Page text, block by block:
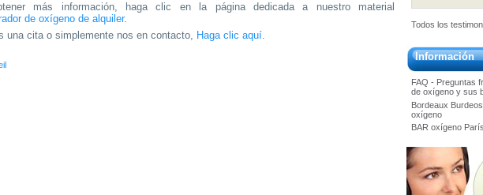
más información, haga clic en la página dedicada a nuestro material
de oxígeno de alquiler.
una cita o simplemente nos en contacto, Haga clic aquí.
Todos los
Información
FAQ - Preguntas
de oxígeno y sus
Bordeaux
oxígeno
BAR oxígeno